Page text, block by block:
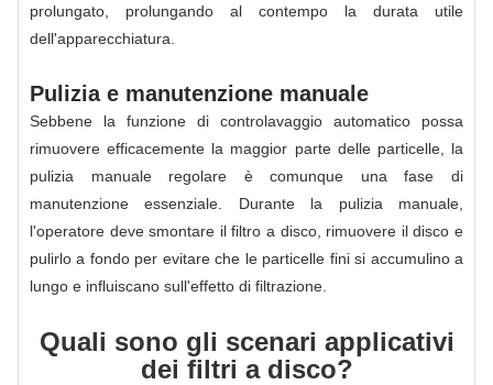
prolungato, prolungando al contempo la durata utile
dell'apparecchiatura.
Pulizia e manutenzione manuale
Sebbene la funzione di controlavaggio automatico possa
rimuovere efficacemente la maggior parte delle particelle, la
pulizia manuale regolare è comunque una fase di
manutenzione essenziale. Durante la pulizia manuale,
l'operatore deve smontare il filtro a disco, rimuovere il disco e
pulirlo a fondo per evitare che le particelle fini si accumulino a
lungo e influiscano sull'effetto di filtrazione.
Quali sono gli scenari applicativi
dei filtri a disco?